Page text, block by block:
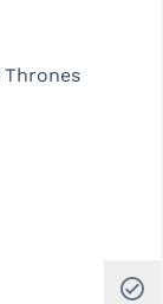
check_circle